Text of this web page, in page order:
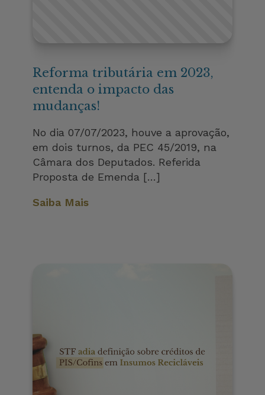
Reforma tributária em 2023,
entenda o impacto das
mudanças!
No dia 07/07/2023, houve a aprovação,
em dois turnos, da PEC 45/2019, na
Câmara dos Deputados. Referida
Proposta de Emenda […]
Saiba Mais